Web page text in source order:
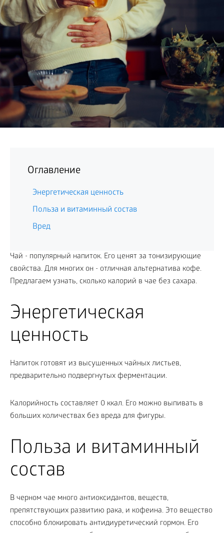
Оглавление
Энергетическая ценность
Польза и витаминный состав
Вред
Чай - популярный напиток. Его ценят за тонизирующие
свойства. Для многих он - отличная альтернатива кофе.
Предлагаем узнать, сколько калорий в чае без сахара.
Энергетическая
ценность
Напиток готовят из высушенных чайных листьев,
предварительно подвергнутых ферментации.
Калорийность составляет 0 ккал. Его можно выпивать в
больших количествах без вреда для фигуры.
Польза и витаминный
состав
В черном чае много антиоксидантов, веществ,
препятствующих развитию рака, и кофеина. Это вещество
способно блокировать антидиуретический гормон. Его